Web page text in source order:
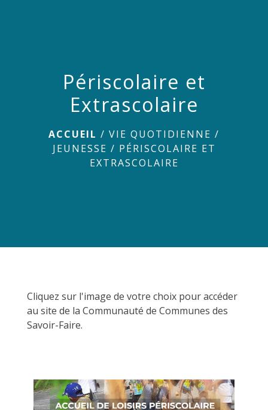
Périscolaire et
Extrascolaire
ACCUEIL / VIE QUOTIDIENNE /
JEUNESSE / PÉRISCOLAIRE ET
EXTRASCOLAIRE
Cliquez sur l'image de votre choix pour accéder
au site de la Communauté de Communes des
Savoir-Faire.